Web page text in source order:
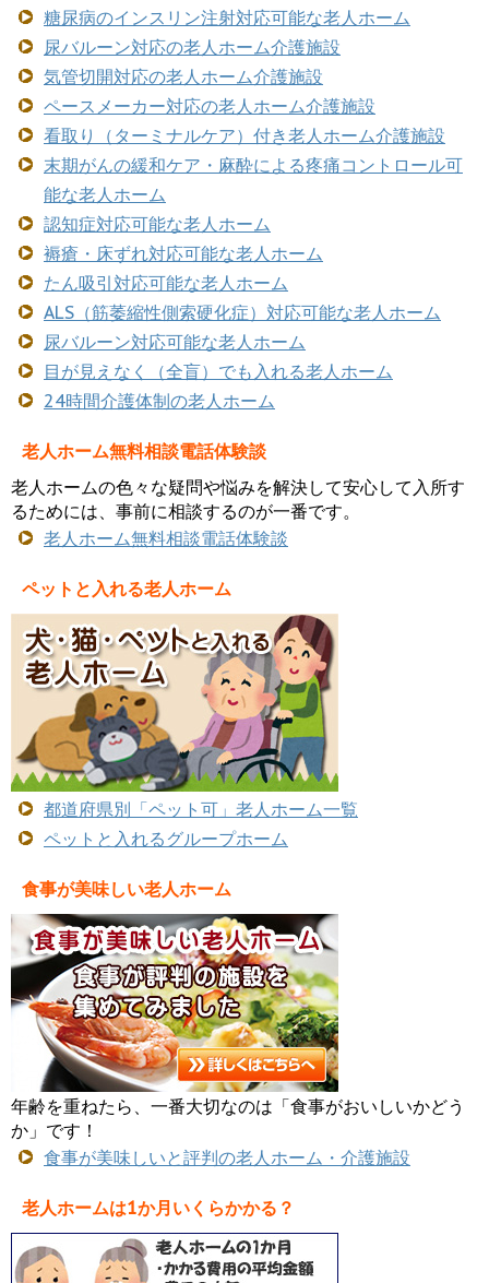
糖尿病のインスリン注射対応可能な老人ホーム
尿バルーン対応の老人ホーム介護施設
気管切開対応の老人ホーム介護施設
ペースメーカー対応の老人ホーム介護施設
看取り（ターミナルケア）付き老人ホーム介護施設
末期がんの緩和ケア・麻酔による疼痛コントロール可
能な老人ホーム
認知症対応可能な老人ホーム
褥瘡・床ずれ対応可能な老人ホーム
たん吸引対応可能な老人ホーム
ALS（筋萎縮性側索硬化症）対応可能な老人ホーム
尿バルーン対応可能な老人ホーム
目が見えなく（全盲）でも入れる老人ホーム
24時間介護体制の老人ホーム
老人ホーム無料相談電話体験談
老人ホームの色々な疑問や悩みを解決して安心して入所す
るためには、事前に相談するのが一番です。
老人ホーム無料相談電話体験談
ペットと入れる老人ホーム
都道府県別「ペット可」老人ホーム一覧
ペットと入れるグループホーム
食事が美味しい老人ホーム
年齢を重ねたら、一番大切なのは「食事がおいしいかどう
か」です！
食事が美味しいと評判の老人ホーム・介護施設
老人ホームは1か月いくらかかる？